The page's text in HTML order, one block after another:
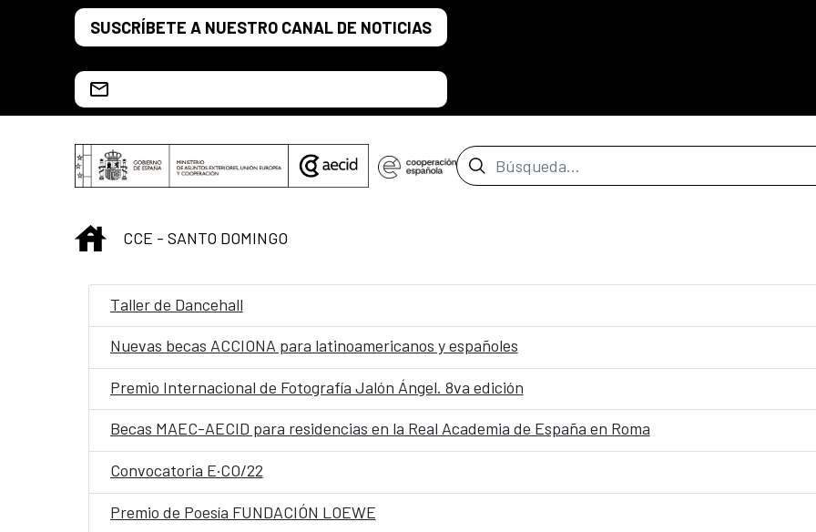
Saltar al contenido principal
SUSCRÍBETE A NUESTRO CANAL DE NOTICIAS
Barra de búsqueda
INICIO
CCE - SANTO DOMINGO
Taller de Dancehall
Nuevas becas ACCIONA para latinoamericanos y españoles
Premio Internacional de Fotografía Jalón Ángel. 8va edición
Becas MAEC-AECID para residencias en la Real Academia de España en Roma
Convocatoria E·CO/22
Premio de Poesía FUNDACIÓN LOEWE